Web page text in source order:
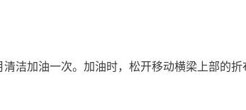
洁加油一次。加油时，松开移动横梁上部的折